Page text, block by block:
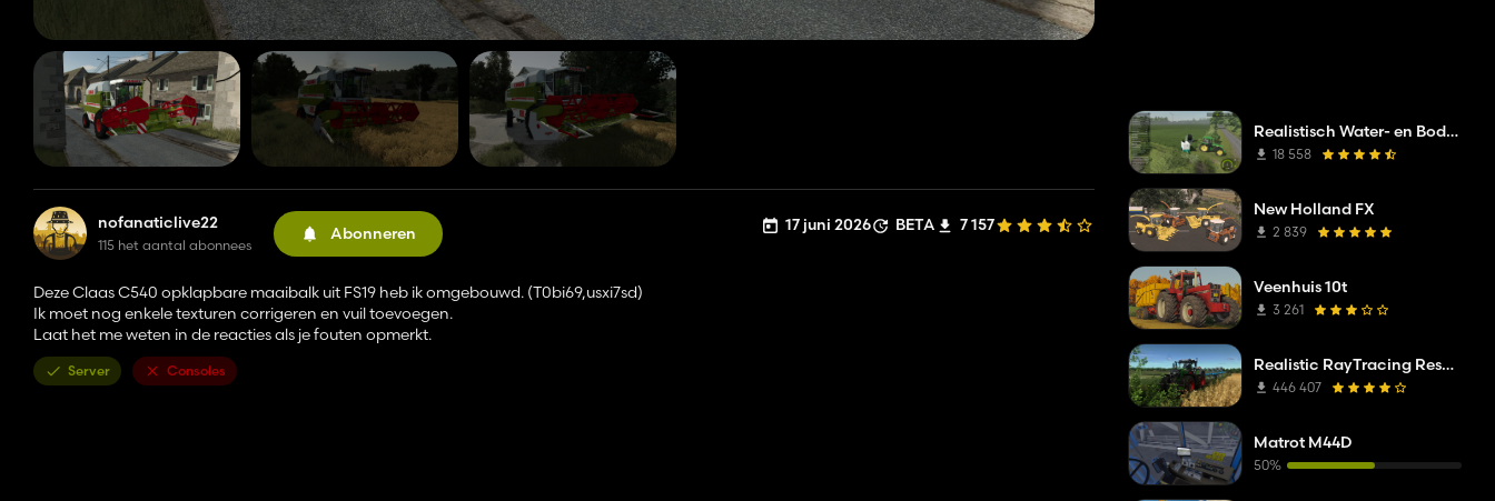
nofanaticlive22
115 het aantal abonnees
Abonneren 17 juni 2026 BETA 7 157
Deze Claas C540 opklapbare maaibalk uit FS19 heb ik omgebouwd. (T0bi69,usxi7sd)
Ik moet nog enkele texturen corrigeren en vuil toevoegen.
Laat het me weten in de reacties als je fouten opmerkt.
Server Consoles
Realistisch Water- en Bodembeheer (RWSM)
18 558
New Holland FX
2 839
Veenhuis 10t
3 261
Realistic RayTracing Reshade Preset
446 407
Matrot M44D
50%